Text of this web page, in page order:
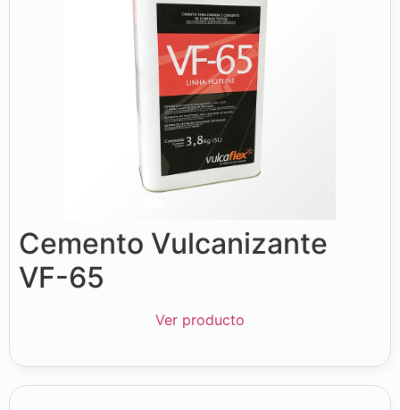
Cemento Vulcanizante
VF-65
Ver producto